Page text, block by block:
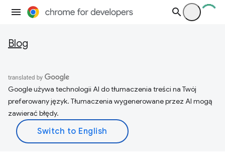
Blog
Google używa technologii AI do tłumaczenia treści na Twój
preferowany język. Tłumaczenia wygenerowane przez AI mogą
zawierać błędy.